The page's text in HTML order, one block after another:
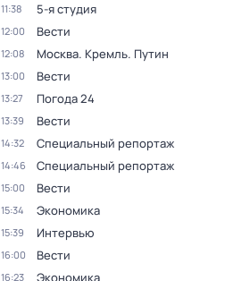
11:38 5-я студия
12:00 Вести
12:08 Москва. Кремль. Путин
13:00 Вести
13:27 Погода 24
13:39 Вести
14:32 Специальный репортаж
14:46 Специальный репортаж
15:00 Вести
15:34 Экономика
15:39 Интервью
16:00 Вести
16:23 Экономика